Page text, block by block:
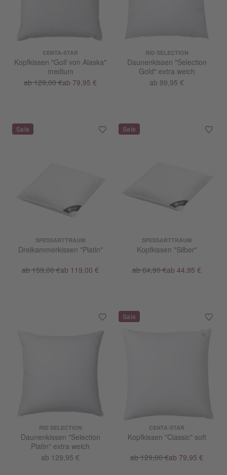
CENTA-STAR
Kopfkissen "Golf von Alaska"
medium
ab 129,00 €ab 79,95 €
RID SELECTION
Daunenkissen "Selection
Gold" extra weich
ab 99,95 €
SPESSARTTRAUM
Dreikammerkissen "Platin"
ab 159,00 €ab 119,00 €
SPESSARTTRAUM
Kopfkissen "Silber"
ab 64,90 €ab 44,95 €
RID SELECTION
Daunenkissen "Selection
Platin" extra weich
ab 129,95 €
CENTA-STAR
Kopfkissen "Classic" soft
ab 129,00 €ab 79,95 €